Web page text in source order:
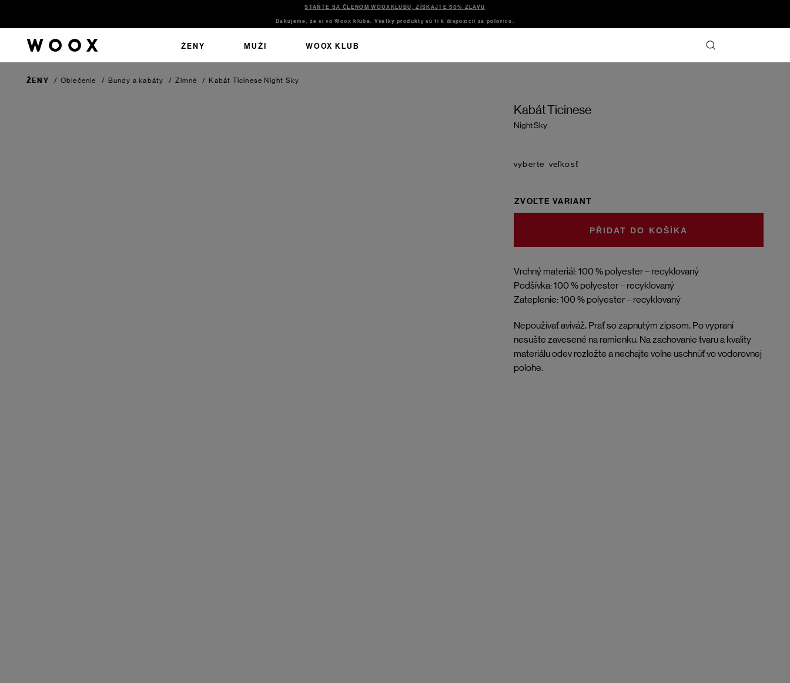
STAŇTE SA ČLENOM WOOXKLUBU, ZÍSKAJTE 50% ZĽAVU
Ďakujeme, že si vo Woox klube. Všetky produkty sú ti k dispozícii za polovicu.
ŽENY MUŽI WOOX KLUB
ŽENY / Oblečenie / Bundy a kabáty / Zimné / Kabát Ticinese Night Sky
Kabát Ticinese
Night Sky
Vrchný materiál: 100 % polyester – recyklovaný
Podšívka: 100 % polyester – recyklovaný
Zateplenie: 100 % polyester – recyklovaný
Nepoužívať aviváž. Prať so zapnutým zipsom. Po vypraní
nesušte zavesené na ramienku. Na zachovanie tvaru a kvality
materiálu odev rozložte a nechajte voľne uschnúť vo vodorovnej
polohe.
veľkosť
ZVOĽTE VARIANT
DO KOŠÍKA